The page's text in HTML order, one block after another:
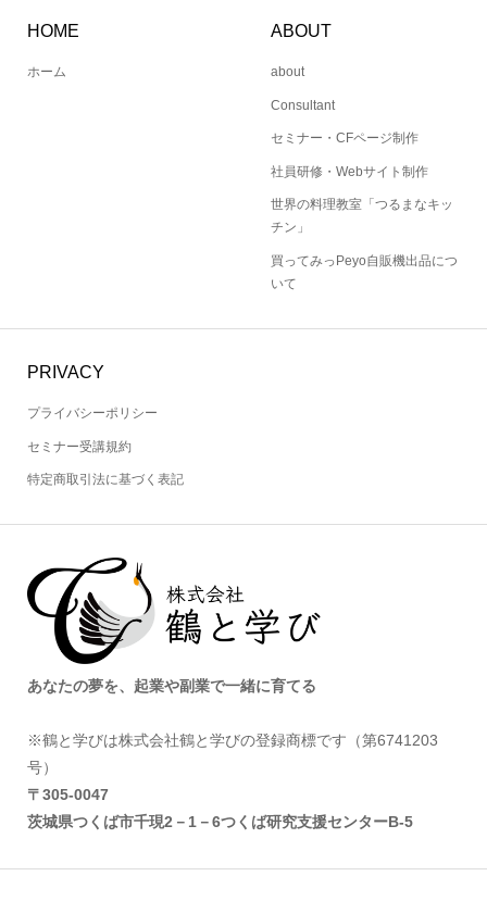
HOME
ホーム
ABOUT
about
Consultant
セミナー・CFページ制作
社員研修・Webサイト制作
世界の料理教室「つるまなキッ
チン」
買ってみっPeyo自販機出品につ
いて
PRIVACY
プライバシーポリシー
セミナー受講規約
特定商取引法に基づく表記
あなたの夢を、起業や副業で一緒に育てる
※鶴と学びは株式会社鶴と学びの登録商標です（第6741203
号）
〒305‐0047
茨城県つくば市千現2－1－6つくば研究支援センターB-5